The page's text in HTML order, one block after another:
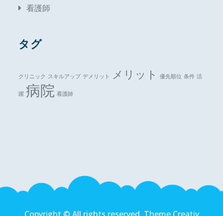
看護師
タグ
クリニック スキルアップ デメリット メリット 優先順位 条件 活
躍 病院 看護師